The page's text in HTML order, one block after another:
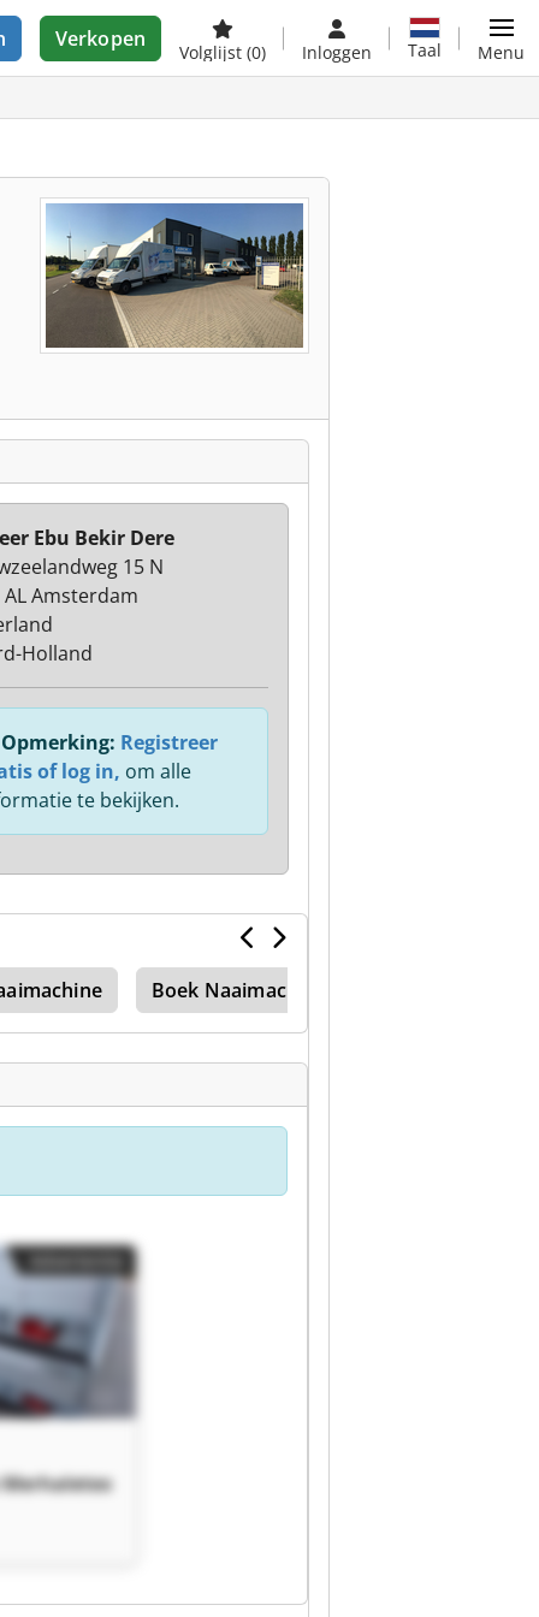
Verkopen
Volglijst (0) Inloggen Taal Menu
Ebu Bekir Dere
15 N
AL Amsterdam
Holland
Registreer
of log in, om alle
te bekijken.
Boek Naaimachine